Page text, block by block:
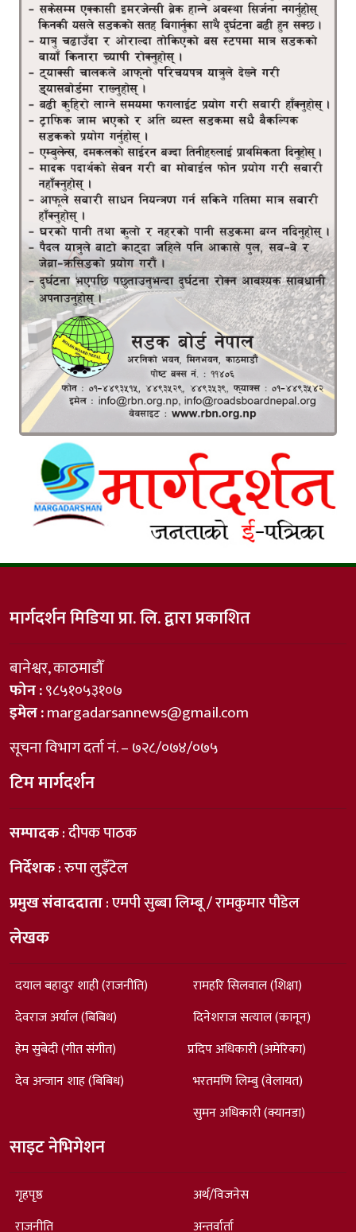
मार्गदर्शन मिडिया प्रा. लि. द्वारा प्रकाशित
बानेश्वर, काठमाडौँ
फोन :९८५१०५३१०७
इमेल :margadarsannews@gmail.com
सूचना विभाग दर्ता नं. – ७२८/०७४/०७५
टिम मार्गदर्शन
सम्पादक: दीपक पाठक
निर्देशक: रुपा लुइँटेल
प्रमुख संवाददाता: एमपी सुब्बा लिम्बू / रामकुमार पौडेल
लेखक
दयाल बहादुर शाही (राजनीति)
देवराज अर्याल (बिबिध)
हेम सुबेदी (गीत संगीत)
देव अन्जान शाह (बिबिध)
रामहरि सिलवाल (शिक्षा)
दिनेशराज सत्याल (कानून)
प्रदिप अधिकारी (अमेरिका)
भरतमणि लिम्बु (वेलायत)
सुमन अधिकारी (क्यानडा)
साइट नेभिगेशन
गृहपृष्ठ
राजनीति
अर्थ/विजनेस
अन्तर्वार्ता